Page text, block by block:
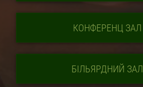
КОНФЕРЕНЦ ЗАЛ
БІЛЬЯРДНИЙ ЗАЛ